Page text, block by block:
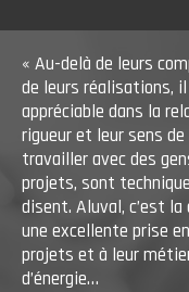
« Au-delà de leurs
de leurs réalisations,
appréciable dans la
rigueur et leur sens
travailler avec des
projets, sont
disent. Aluval, c’est
une excellente prise
projets et à leur
d’énergie…